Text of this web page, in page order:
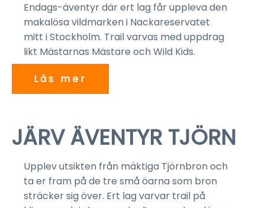
Endags-äventyr där ert lag får uppleva den
makalösa vildmarken i Nackareservatet
mitt i Stockholm. Trail varvas med uppdrag
likt Mästarnas Mästare och Wild Kids.
Läs mer
JÄRV ÄVENTYR TJÖRN
Upplev utsikten från mäktiga Tjörnbron och
ta er fram på de tre små öarna som bron
sträcker sig över. Ert lag varvar trail på